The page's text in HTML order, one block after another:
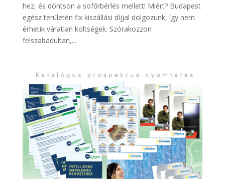
hez, és döntsön a sofőrbérlés mellett! Miért? Budapest
egész területén fix kiszállási díjjal dolgozunk, így nem
érhetik váratlan költségek. Szórakozzon
felszabadultan,...